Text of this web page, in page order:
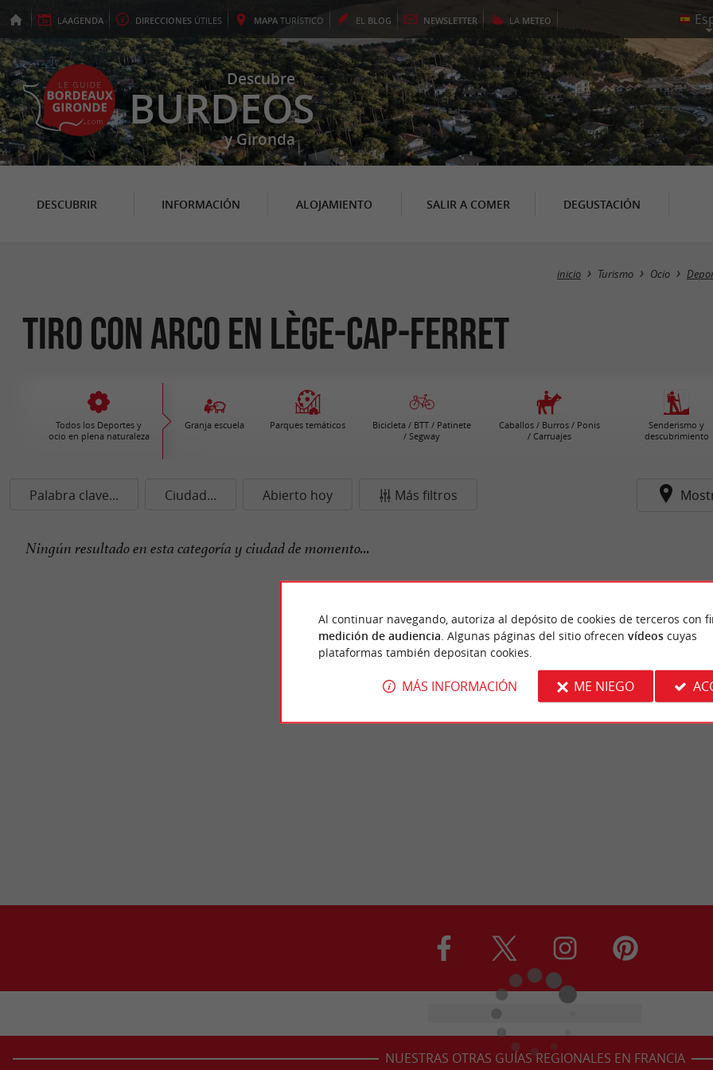
LAAGENDA DIRECCIONES ÚTILES MAPA TURÍSTICO EL BLOG NEWSLETTER LA METEO
Descubre
BURDEOS
y Gironda
DESCUBRIR INFORMACIÓN ALOJAMIENTO SALIR A COMER DEGUSTACIÓN
inicio Turismo Ocio
Tiro con arco en Lège-Cap-Ferret
Todos los Deportes y
ocio en plena naturaleza
Granja escuela Parques temáticos
Bicicleta / BTT / Patinete
/ Segway
Caballos / Burros / Ponis
/ Carruajes
Senderismo y
descubrimiento
Palabra clave... Ciudad... Abierto hoy Más filtros
Ningún resultado en esta categoría y ciudad de momento...
NUESTRAS OTRAS GUÍAS REGIONALES EN FRANCIA
Al continuar navegando, autoriza al depósito de cookies de terceros con
medición de audiencia . Algunas páginas del sitio ofrecen vídeoscuyas
plataformas también depositan cookies.
MÁS INFORMACIÓN ME NIEGO